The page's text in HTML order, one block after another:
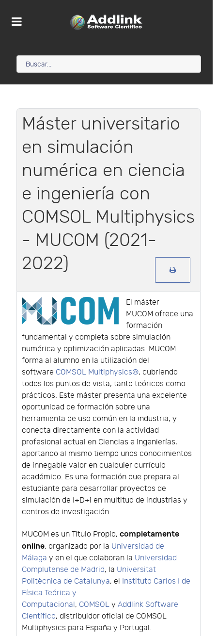
Máster universitario
en simulación
numérica en ciencia
e ingeniería con
COMSOL Multiphysics
- MUCOM (2021-
2022)
El máster
MUCOM ofrece una
formación
fundamental y completa sobre simulación
numérica y optimización aplicadas. MUCOM
forma al alumno en la utilización del
software COMSOL Multiphysics®, cubriendo
todos los puntos de vista, tanto teóricos como
prácticos. Este máster presenta una excelente
oportunidad de formación sobre una
herramienta de uso común en la industria, y
conecta directamente con la actividad
profesional actual en Ciencias e Ingenierías,
aportando al mismo tiempo unos conocimientos
de innegable valor en cualquier currículo
académico. Es una formación que prepara al
estudiante para desarrollar proyectos de
simulación de I+D+i en multitud de industrias y
centros de investigación.
MUCOM es un Título Propio, completamente
online, organizado por la Universidad de
Málaga y en el que colaboran la Universidad
Complutense de Madrid, la Universitat
Politècnica de Catalunya, el Instituto Carlos I de
Física Teórica y
Computacional, COMSOL y Addlink Software
Científico, distribuidor oficial de COMSOL
Multiphysics para España y Portugal.